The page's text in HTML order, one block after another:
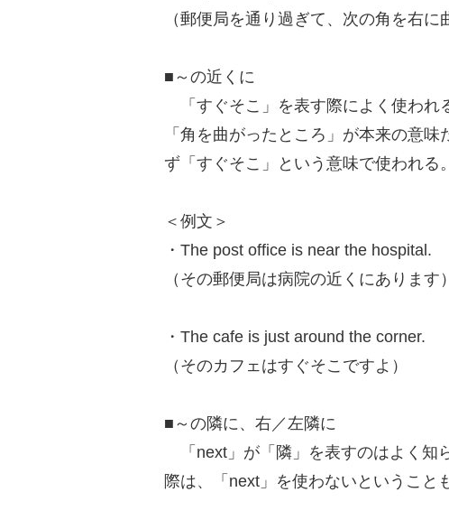
（郵便局を通り過ぎて、次の角を右に
■～の近くに
「すぐそこ」を表す際によく使われ
「角を曲がったところ」が本来の意
ず「すぐそこ」という意味で使われる。
＜例文＞
・The post office is near the hospital.
（その郵便局は病院の近くにあります）
・The cafe is just around the corner.
（そのカフェはすぐそこですよ）
■～の隣に、右／左隣に
「next」が「隣」を表すのはよく知
際は、「next」を使わないということ